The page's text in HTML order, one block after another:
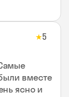
★5
вместе
ясно и